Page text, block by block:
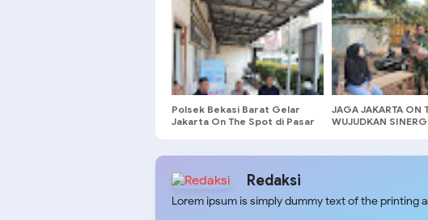
Polsek Bekasi Barat Gelar
Jakarta On The Spot di Pasar
Online
JAGA JAKARTA ON
WUJUDKAN
Redaksi
Lorem ipsum is simply dummy text of the printing